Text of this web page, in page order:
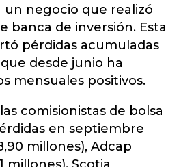
un negocio que realizó
banca de inversión. Esta
pérdidas acumuladas
desde junio ha
mensuales positivos.
comisionistas de bolsa
en septiembre
millones), Adcap